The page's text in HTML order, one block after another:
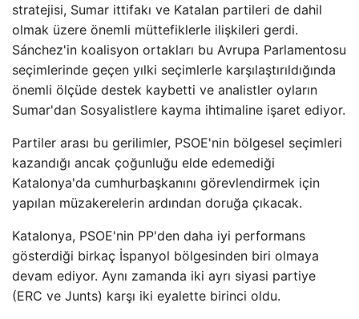
stratejisi, Sumar ittifakı ve Katalan partileri de dahil
olmak üzere önemli müttefiklerle ilişkileri gerdi.
Sánchez'in koalisyon ortakları bu Avrupa Parlamentosu
seçimlerinde geçen yılki seçimlerle karşılaştırıldığında
önemli ölçüde destek kaybetti ve analistler oyların
Sumar'dan Sosyalistlere kayma ihtimaline işaret ediyor.
Partiler arası bu gerilimler, PSOE'nin bölgesel seçimleri
kazandığı ancak çoğunluğu elde edemediği
Katalonya'da cumhurbaşkanını görevlendirmek için
yapılan müzakerelerin ardından doruğa çıkacak.
Katalonya, PSOE'nin PP'den daha iyi performans
gösterdiği birkaç İspanyol bölgesinden biri olmaya
devam ediyor. Aynı zamanda iki ayrı siyasi partiye
(ERC ve Junts) karşı iki eyalette birinci oldu.